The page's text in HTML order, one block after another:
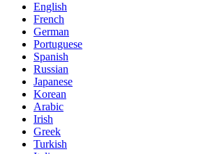
English
French
German
Portuguese
Spanish
Russian
Japanese
Korean
Arabic
Irish
Greek
Turkish